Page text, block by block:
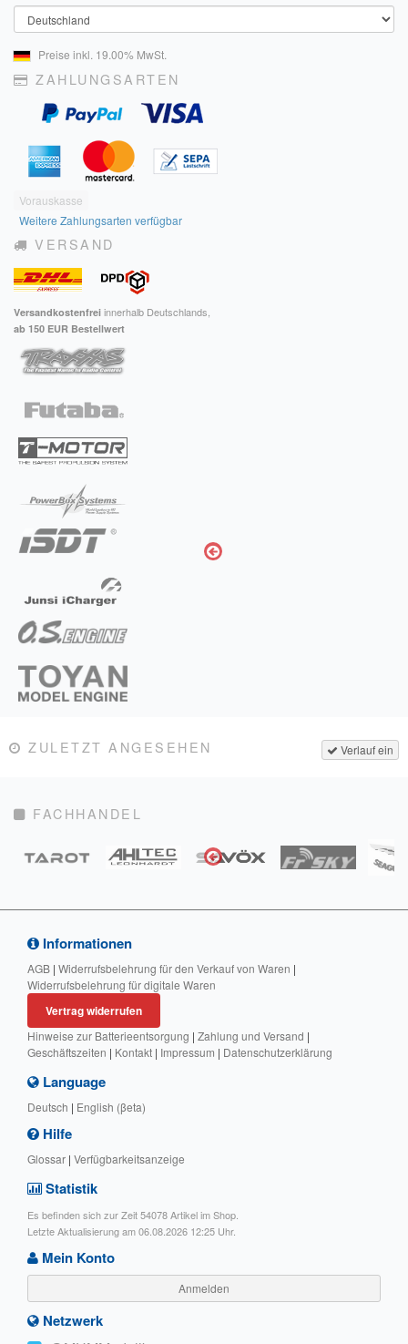
Land
Preise inkl. 19.00% MwSt.
ZAHLUNGSARTEN
Vorauskasse
Weitere Zahlungsarten verfügbar
VERSAND
Versandkostenfrei innerhalb Deutschlands,
ab 150 EUR Bestellwert
Verlauf ein
ZULETZT ANGESEHEN
FACHHANDEL
Informationen
AGB | Widerrufsbelehrung für den Verkauf von Waren |
Widerrufsbelehrung für digitale Waren
Vertrag widerrufen
Hinweise zur Batterieentsorgung | Zahlung und Versand |
Geschäftszeiten | Kontakt | Impressum | Datenschutzerklärung
Language
Deutsch | English (βeta)
Hilfe
Glossar | Verfügbarkeitsanzeige
Statistik
Es befinden sich zur Zeit 54078 Artikel im Shop.
Letzte Aktualisierung am 06.08.2026 12:25 Uhr.
Mein Konto
Anmelden
Netzwerk